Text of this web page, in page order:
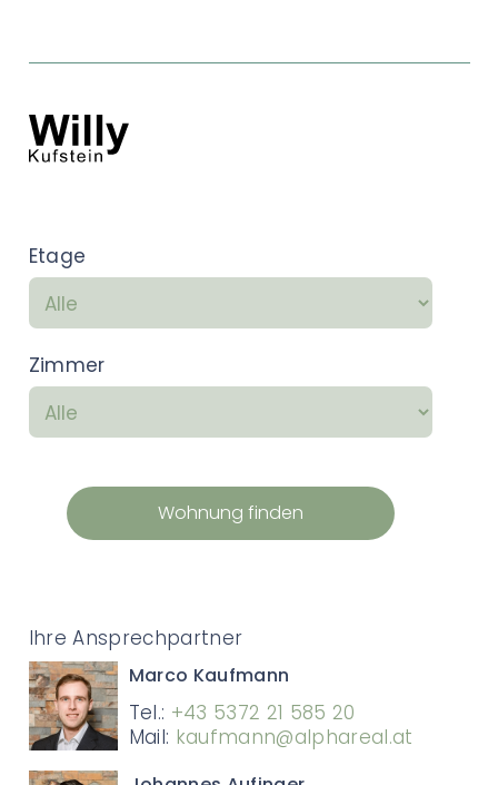
Etage
Zimmer
Wohnung finden
Ihre Ansprechpartner
Marco Kaufmann
Tel.: +43 5372 21 585 20
Mail: kaufmann@alphareal.at